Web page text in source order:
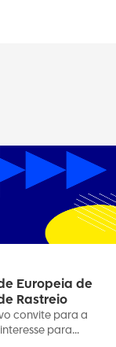
Europeia de
Rastreio
convite para a
para...